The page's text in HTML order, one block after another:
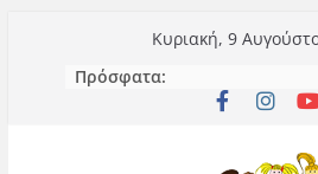
περιεχόμενο
Κυριακή, 9
Πρόσφατα: